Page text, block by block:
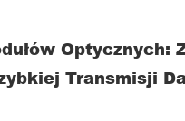
Optycznych:
Transmisji